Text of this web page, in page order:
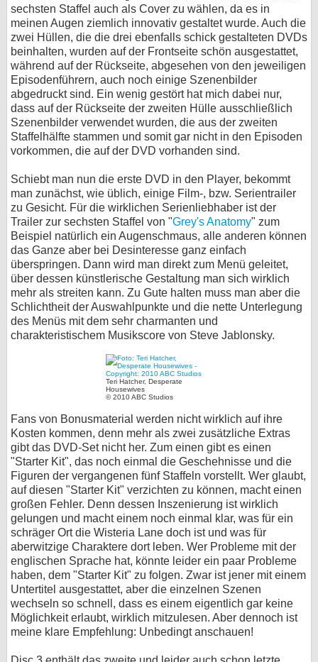
sechsten Staffel auch als Cover zu wählen, da es in
meinen Augen ziemlich innovativ gestaltet wurde. Auch die
zwei Hüllen, die die drei ebenfalls schick gestalteten DVDs
beinhalten, wurden auf der Frontseite schön ausgestattet,
während auf der Rückseite, abgesehen von den jeweiligen
Episodenführern, auch noch einige Szenenbilder
abgedruckt sind. Ein wenig gestört hat mich dabei nur,
dass auf der Rückseite der zweiten Hülle ausschließlich
Szenenbilder verwendet wurden, die aus der zweiten
Staffelhälfte stammen und somit gar nicht in den Episoden
vorkommen, die auf der DVD vorhanden sind.
Schiebt man nun die erste DVD in den Player, bekommt
man zunächst, wie üblich, einige Film-, bzw. Serientrailer
zu Gesicht. Für die wirklichen Serienliebhaber ist der
Trailer zur sechsten Staffel von "Grey's Anatomy" zum
Beispiel natürlich ein Augenschmaus, alle anderen können
das Ganze aber bei Desinteresse ganz einfach
überspringen. Dann wird man direkt zum Menü geleitet,
über dessen künstlerische Gestaltung man sich wirklich
mehr als streiten kann. Zu Gute halten muss man aber die
Schlichtheit der Auswahlpunkte und die nette Unterlegung
des Menüs mit dem sehr charmanten und
charakteristischem Musikscore von Steve Jablonsky.
Teri Hatcher, Desperate
Housewives
© 2010 ABC Studios
Fans von Bonusmaterial werden nicht wirklich auf ihre
Kosten kommen, denn mehr als zwei zusätzliche Extras
gibt das DVD-Set nicht her. Zum einen gibt es einen
"Starter Kit", das noch einmal die Geschehnisse und die
Figuren der vergangenen fünf Staffeln vorstellt. Wer glaubt,
auf diesen "Starter Kit" verzichten zu können, macht einen
großen Fehler. Denn dessen Inszenierung ist wirklich
gelungen und macht einem noch einmal klar, was für ein
schräger Ort die Wisteria Lane doch ist und was für
aberwitzige Charaktere dort leben. Wer Probleme mit der
englischen Sprache hat, könnte leider ein paar Probleme
haben, dem "Starter Kit" zu folgen. Zwar ist jener mit einem
Untertitel ausgestattet, aber die einzelnen Szenen
wechseln so schnell, dass es einem eigentlich gar keine
Möglichkeit erlaubt, wirklich mitzulesen. Aber dennoch ist
meine klare Empfehlung: Unbedingt anschauen!